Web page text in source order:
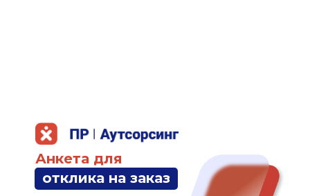
отклика на заказ
Анкета для